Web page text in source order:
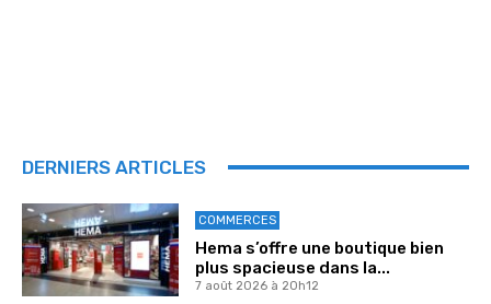
DERNIERS ARTICLES
COMMERCES
Hema s’offre une boutique bien
plus spacieuse dans la...
7 août 2026 à 20h12